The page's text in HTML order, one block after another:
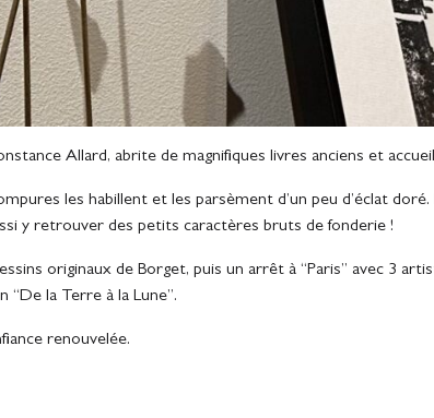
Allard, abrite de magnifiques livres anciens et
les habillent et les parsèment d’un peu d’éclat
y retrouver des petits caractères bruts de fonderie !
originaux de Borget, puis un arrêt à “Paris” avec 3
la Terre à la Lune”.
renouvelée.